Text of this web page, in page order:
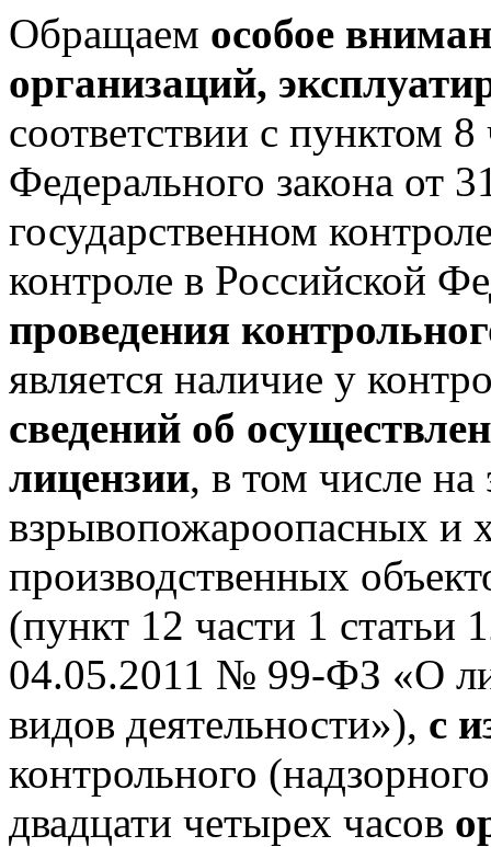
Обращаем особое
организаций,
соответствии с пунктом 8
Федерального закона
государственном
контроле в Российской
проведения
является наличие у
сведений об
лицензии, в том числе
взрывопожароопасных и
производственных
(пункт 12 части 1 статьи
04.05.2011 № 99-ФЗ «О
видов деятельности»), с
контрольного
двадцати четырех часов